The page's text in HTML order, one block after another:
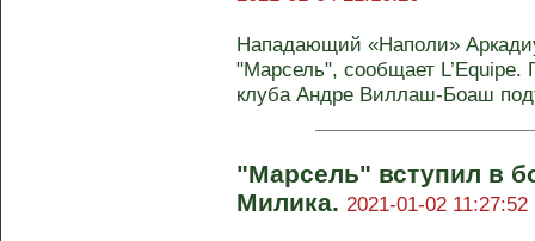
Нападающий «Наполи»
"Марсель", сообщает L’Equipe.
клуба Андре Виллаш-Боаш
"Марсель" вступил в
Милика. 2021-01-02 11:27:52